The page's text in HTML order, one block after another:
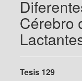
Cérebro
Tesis 129